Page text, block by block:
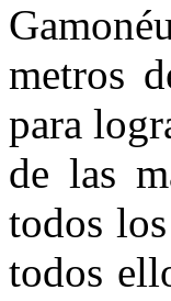
metros
para
de las
todos
todos